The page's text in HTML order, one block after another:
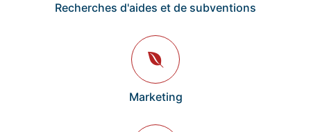
Recherches d'aides et de subventions
Marketing